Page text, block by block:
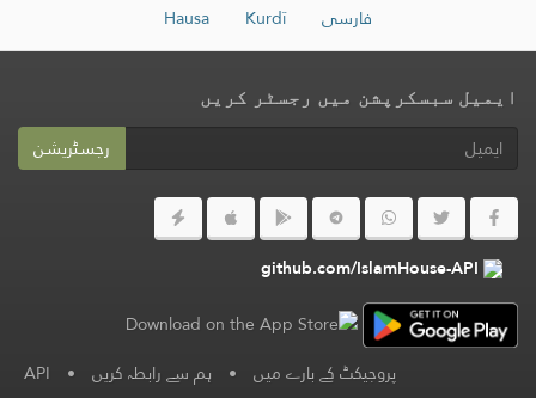
فارسی
Kurdî
Hausa
ایمیل سبسکرپشن میں رجسٹر کریں
رجسٹریشن
github.com/IslamHouse-API
پروجیکٹ کے بارے میں • ہم سے رابطہ کریں •
API